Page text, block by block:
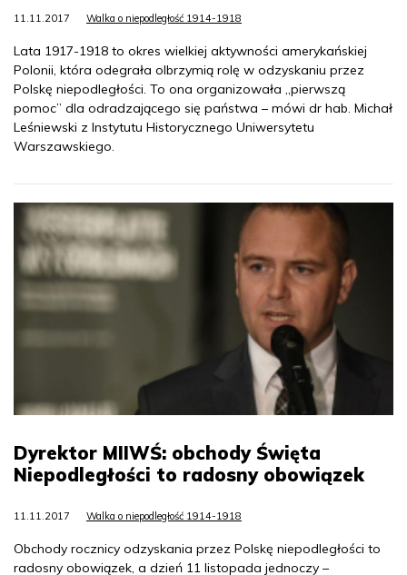
11.11.2017 Walka o niepodległość 1914-1918
Lata 1917-1918 to okres wielkiej aktywności amerykańskiej
Polonii, która odegrała olbrzymią rolę w odzyskaniu przez
Polskę niepodległości. To ona organizowała „pierwszą
pomoc” dla odradzającego się państwa – mówi dr hab. Michał
Leśniewski z Instytutu Historycznego Uniwersytetu
Warszawskiego.
Dyrektor MIIWŚ: obchody Święta
Niepodległości to radosny obowiązek
11.11.2017 Walka o niepodległość 1914-1918
Obchody rocznicy odzyskania przez Polskę niepodległości to
radosny obowiązek, a dzień 11 listopada jednoczy –